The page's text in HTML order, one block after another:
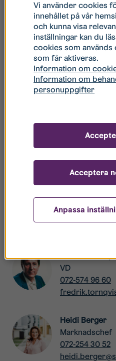
mest attraktiva arbetsplatser
Stångåstaden använder Great
medarbetarundersökning för att
av de bästa arbetsgivarna i
att jobba aktivt med årets
förbättra saker som är viktiga
Under året genomförs ett tolv
ett ökat engagemang och
För mer information, kontakta
Fredrik Törnqvist, VD
Läs mer om Great Place To Work
www.greatplacetowork.se
Fredrik
VD
072-574 96 60
Heidi Berger
Marknadschef
072-254 30 52
Vi använder cookies
innehållet på vår
och kunna visa
inställningar kan du
cookies som används
som får aktiveras.
Information om
Information om
personuppgifter
Anpassa
Acceptera